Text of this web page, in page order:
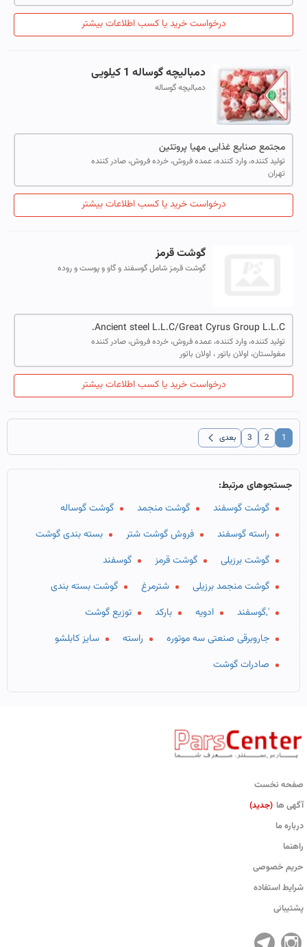
درخواست خرید یا کسب اطلاعات بیشتر
دمبالیچه گوساله 1 کیلویی
دمبالیچه گوساله
مجتمع صنایع غذایی مهیا پروتئین
تولید کننده، وارد کننده، عمده فروش، خرده فروش، صادر کننده
تهران
درخواست خرید یا کسب اطلاعات بیشتر
گوشت قرمز
گوشت قرمز شامل گوسفند و گاو و پوست و روده
Ancient steel L.L.C/Great Cyrus Group L.L.C.
تولید کننده، وارد کننده، عمده فروش، خرده فروش، صادر کننده
مغولستان، اولان باتور ، اولان باتور
درخواست خرید یا کسب اطلاعات بیشتر
1
2
3 بعدی chevron_left
جستجوهای مرتبط:
گوشت گوسفند
گوشت منجمد
گوشت گوساله
راسته گوسفند
فروش گوشت شتر
بسته بندی گوشت
گوشت برزیلی
گوشت قرمز
گوسفند
گوشت منجمد برزیلی
شترمرغ
گوشت بسته بندی
',گوسفند
ادویه بارکد
توزیع گوشت
جاروبرقی صنعتی سه موتوره
راسته
سایز کابلشو
صادرات گوشت
صفحه نخست
آگهی ها (جدید)
درباره ما
راهنما
حریم خصوصی
شرایط استفاده
پشتیبانی